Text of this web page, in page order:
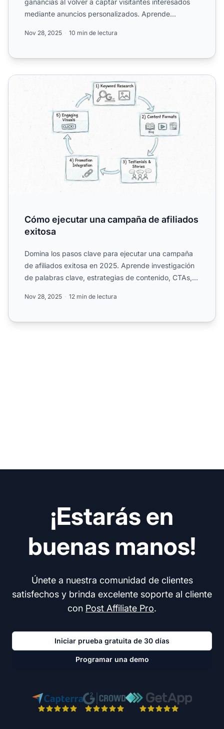
ganancias al volver a captar visitantes interesados
mediante anuncios personalizados. Aprende
Nov 28, 2025 10 min de lectura
Cómo ejecutar una campaña de afiliados exitosa
Cómo ejecutar una campaña de afiliados
exitosa
Domina los pasos clave para ejecutar una campaña
de afiliados exitosa en 2025. Aprende investigación
de palabras clave, estrategias de contenido, CTAs,
Nov 28, 2025 12 min de lectura
¡Estarás en
buenas manos!
Únete a nuestra comunidad de clientes
satisfechos y brinda excelente soporte al cliente
con Post Affiliate Pro.
Iniciar prueba gratuita de 30 días
Programar una demo